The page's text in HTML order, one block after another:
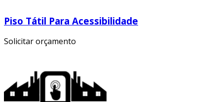
Piso Tátil Para Acessibilidade
Solicitar orçamento